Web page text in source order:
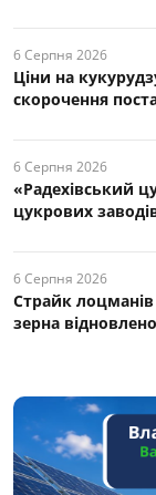
6 Серпня 2026
Ціни на
скорочення
6 Серпня 2026
«Радехівський
цукрових
6 Серпня 2026
Страйк
зерна відновлено